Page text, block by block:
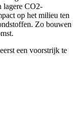
lagere CO2-
op het milieu ten
Zo bouwen
een voorstrijk te